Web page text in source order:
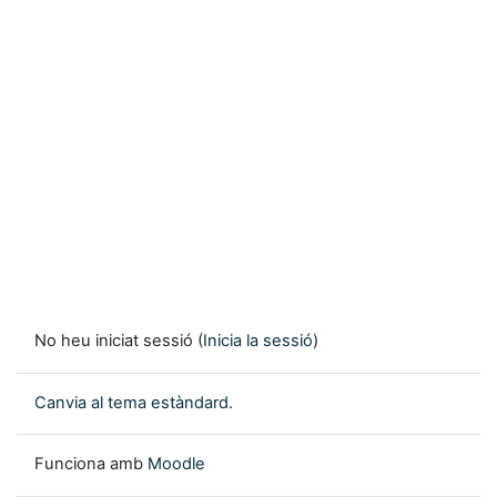
No heu iniciat sessió (Inicia la sessió)
Canvia al tema estàndard.
Funciona amb Moodle